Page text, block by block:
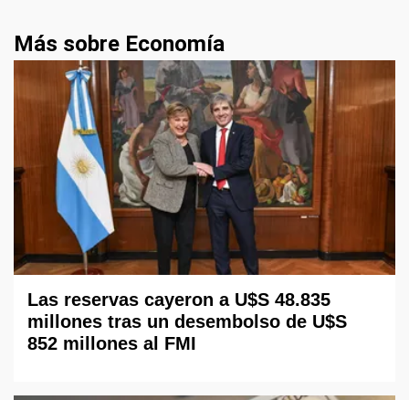
Más sobre Economía
Las reservas cayeron a U$S 48.835
millones tras un desembolso de U$S
852 millones al FMI